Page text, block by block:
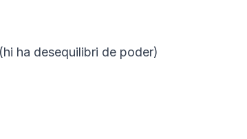
ha desequilibri de poder)